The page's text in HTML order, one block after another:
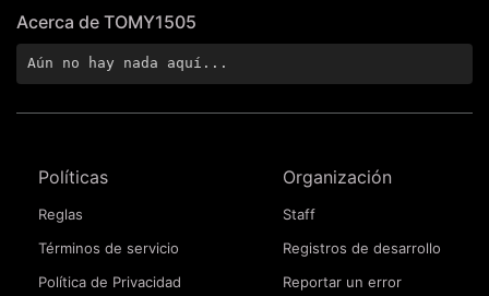
Acerca de TOMY1505
Aún no hay nada aquí...
Políticas
Reglas
Términos de servicio
Política de Privacidad
Organización
Staff
Registros de desarrollo
Reportar un error